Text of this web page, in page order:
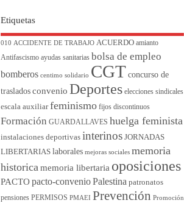
Etiquetas
010 ACCIDENTE DE TRABAJO ACUERDO amianto
Antifascismo ayudas sanitarias bolsa de empleo
bomberos centimo solidario CGT concurso de
traslados convenio Deportes elecciones sindicales
escala auxiliar feminismo fijos discontinuos
Formación GUARDALLAVES huelga feminista
instalaciones deportivas interinos JORNADAS
LIBERTARIAS laborales mejoras sociales memoria
historica memoria libertaria oposiciones
PACTO pacto-convenio Palestina patronatos
pensiones PERMISOS PMAEI Prevención Promoción